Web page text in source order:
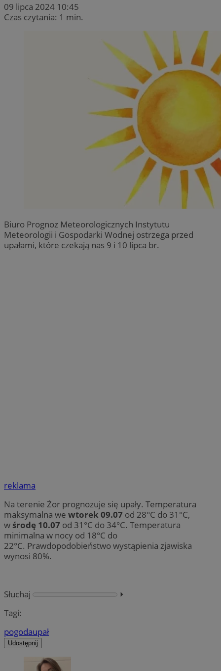
09 lipca 2024 10:45
Czas czytania: 1 min.
Biuro Prognoz Meteorologicznych Instytutu
Meteorologii i Gospodarki Wodnej ostrzega przed
upałami, które czekają nas 9 i 10 lipca br.
reklama
Na terenie Żor prognozuje się upały. Temperatura
maksymalna we wtorek 09.07 od 28°C do 31°C,
w środę 10.07 od 31°C do 34°C. Temperatura
minimalna w nocy od 18°C do
22°C. Prawdopodobieństwo wystąpienia zjawiska
wynosi 80%.
Słuchaj
⏵︎
Tagi:
pogodaupał
Udostępnij